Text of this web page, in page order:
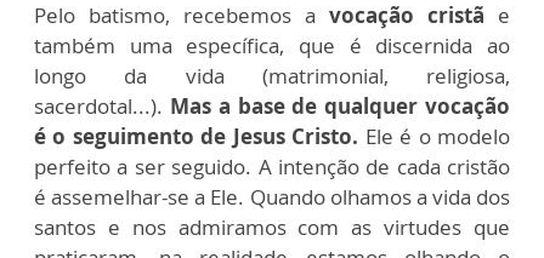
Pelo batismo, recebemos a vocação cristã e
também uma específica, que é discernida ao
longo da vida (matrimonial, religiosa,
sacerdotal...). Mas a base de qualquer vocação
é o seguimento de Jesus Cristo. Ele é o modelo
perfeito a ser seguido. A intenção de cada cristão
é assemelhar-se a Ele. Quando olhamos a vida dos
santos e nos admiramos com as virtudes que